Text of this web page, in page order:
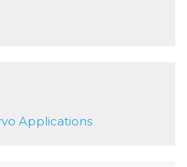
Applications